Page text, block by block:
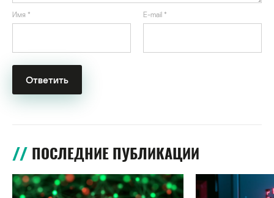
Имя * E-mail *
ПОСЛЕДНИЕ ПУБЛИКАЦИИ